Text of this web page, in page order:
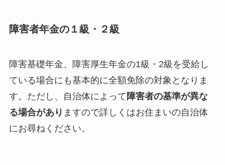
障害者年金の１級・２級
障害基礎年金、障害厚生年金の1級・2級を受給し
ている場合にも基本的に全額免除の対象となりま
す。ただし、自治体によって 障害者の基準が異な
る場合があり ますので詳しくはお住まいの自治体
にお尋ねください。